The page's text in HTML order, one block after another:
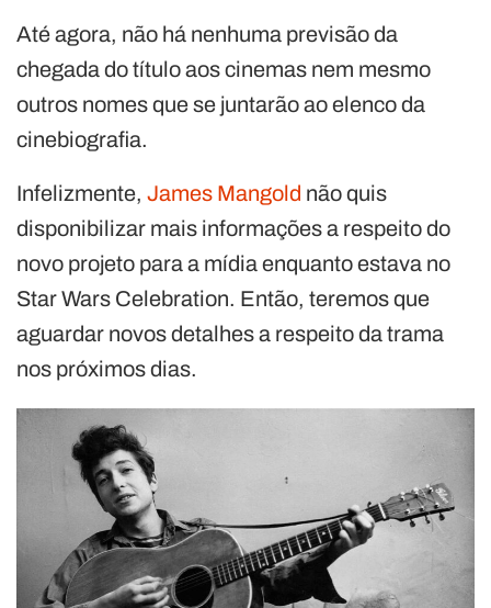
Até agora, não há nenhuma previsão da
chegada do título aos cinemas nem mesmo
outros nomes que se juntarão ao elenco da
cinebiografia.
Infelizmente, James Mangold não quis
disponibilizar mais informações a respeito do
novo projeto para a mídia enquanto estava no
Star Wars Celebration. Então, teremos que
aguardar novos detalhes a respeito da trama
nos próximos dias.